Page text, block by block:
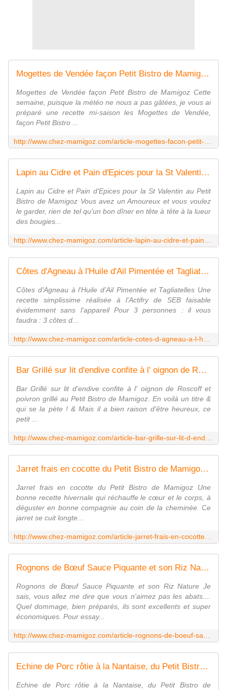
Mogettes de Vendée façon Petit Bistro de Mamigoz - Chez Mamigoz
Mogettes de Vendée façon Petit Bistro de Mamigoz Cette
semaine, puisque la météo ne nous a pas gâtées, je vous ai
préparé une recette mi-saison les Mogettes de Vendée,
façon Petit Bistro ...
Lapin au Cidre et Pain d'Epices pour la St Valentin au Petit Bistro de Mamigoz - Chez Mamigoz
Lapin au Cidre et Pain d'Epices pour la St Valentin au Petit
Bistro de Mamigoz Vous avez un Amoureux et vous voulez
le garder, rien de tel qu'un bon dîner en tête à tête à la lueur
des bougies...
Côtes d'Agneau à l'Huile d'Ail Pimentée et Tagliatelles - Chez Mamigoz
Côtes d'Agneau à l'Huile d'Ail Pimentée et Tagliatelles Une
recette simplissime réalisée à l'Actifry de SEB faisable
évidemment sans l'appareil Pour 3 personnes : il vous
faudra : 3 côtes d...
Bar Grillé sur lit d'endive confite à l' oignon de Roscoff et poivron grillé au Petit Bistro de Mamigoz. - Chez Mamigoz
Bar Grillé sur lit d'endive confite à l' oignon de Roscoff et
poivron grillé au Petit Bistro de Mamigoz. En voilà un titre &
qui se la pète ! & Mais il a bien raison d'être heureux, ce
petit ...
Jarret frais en cocotte du Petit Bistro de Mamigoz - Chez Mamigoz
Jarret frais en cocotte du Petit Bistro de Mamigoz Une
bonne recette hivernale qui réchauffe le cœur et le corps, à
déguster en bonne compagnie au coin de la cheminée. Ce
jarret se cuit longte...
Rognons de Bœuf Sauce Piquante et son Riz Nature de Mamigoz - Chez Mamigoz
Rognons de Bœuf Sauce Piquante et son Riz Nature Je
sais, vous allez me dire que vous n'aimez pas les abats....
Quel dommage, bien préparés, ils sont excellents et super
économiques. Pour essay...
Echine de Porc rôtie à la Nantaise, du Petit Bistro de Mamigoz - Chez Mamigoz
Echine de Porc rôtie à la Nantaise, du Petit Bistro de